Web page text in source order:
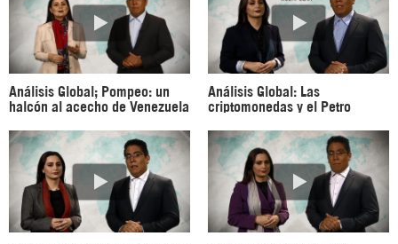
Análisis Global; Pompeo: un
halcón al acecho de Venezuela
Análisis Global: Las
criptomonedas y el Petro